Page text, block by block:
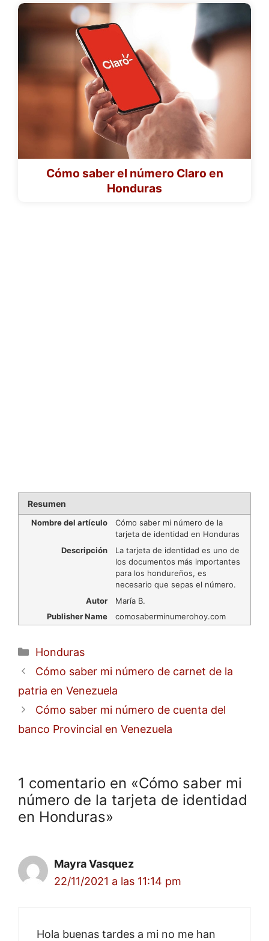
Cómo saber el número Claro en
Honduras
Resumen
Nombre del artículo
Cómo saber mi número de la
tarjeta de identidad en Honduras
Descripción
La tarjeta de identidad es uno de
los documentos más importantes
para los hondureños, es
necesario que sepas el número.
Autor
María B.
Publisher Name
comosaberminumerohoy.com
Categorías
Honduras
Cómo saber mi número de carnet de la
patria en Venezuela
Cómo saber mi número de cuenta del
banco Provincial en Venezuela
1 comentario en «Cómo saber mi
número de la tarjeta de identidad
en Honduras»
Mayra Vasquez
22/11/2021 a las 11:14 pm
Hola buenas tardes a mi no me han